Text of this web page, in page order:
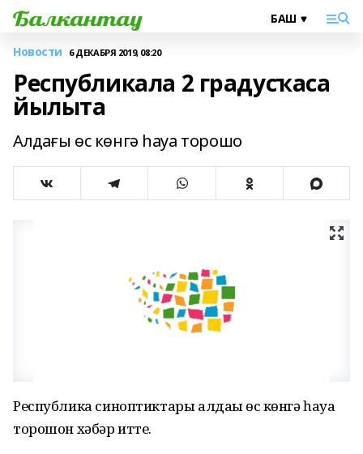
Новости 6 ДЕКАБРЯ 2019, 08:20
Республикала 2 градусҡаса
йылыта
Алдағы өс көнгә һауа торошо
Республика синоптиктары алдағы өс көнгә һауа
торошон хәбәр итте.